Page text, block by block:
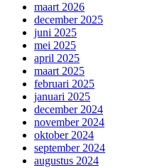
maart 2026
december 2025
juni 2025
mei 2025
april 2025
maart 2025
februari 2025
januari 2025
december 2024
november 2024
oktober 2024
september 2024
augustus 2024